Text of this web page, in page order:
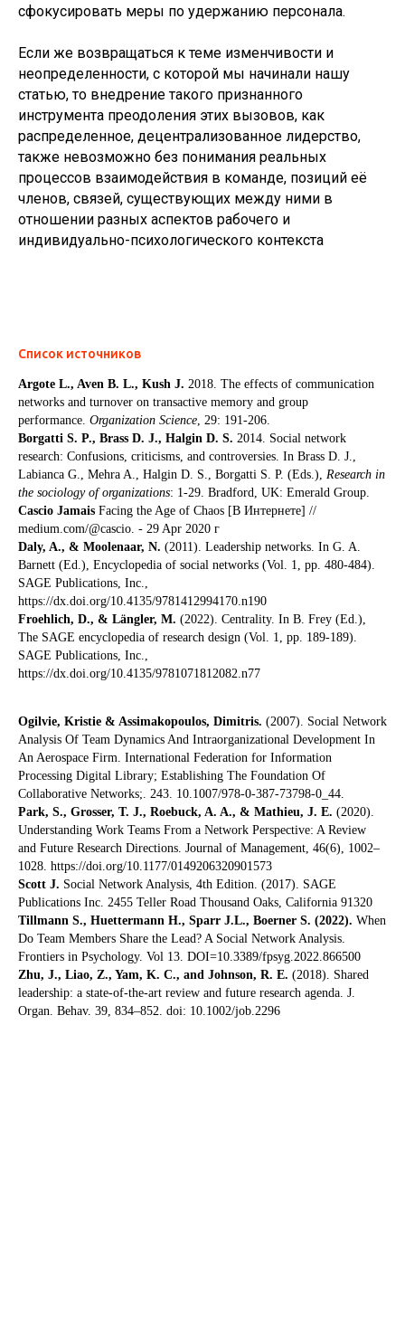
сфокусировать меры по удержанию персонала.
Если же возвращаться к теме изменчивости и
неопределенности, с которой мы начинали нашу
статью, то внедрение такого признанного
инструмента преодоления этих вызовов, как
распределенное, децентрализованное лидерство,
также невозможно без понимания реальных
процессов взаимодействия в команде, позиций её
членов, связей, существующих между ними в
отношении разных аспектов рабочего и
индивидуально-психологического контекста
Список источников
Argote L., Aven B. L., Kush J. 2018. The effects of communication
networks and turnover on transactive memory and group
performance. Organization Science , 29: 191-206.
Borgatti S. P., Brass D. J., Halgin D. S. 2014. Social network
research: Confusions, criticisms, and controversies. In Brass D. J.,
Labianca G., Mehra A., Halgin D. S., Borgatti S. P. (Eds.), Research in
the sociology of organizations: 1-29. Bradford, UK: Emerald Group.
Cascio Jamais Facing the Age of Chaos [В Интернете] //
medium.com/@cascio. - 29 Apr 2020 г
Daly, A., & Moolenaar, N. (2011). Leadership networks. In G. A.
Barnett (Ed.), Encyclopedia of social networks (Vol. 1, pp. 480-484).
SAGE Publications, Inc.,
https://dx.doi.org/10.4135/9781412994170.n190
Froehlich, D., & Längler, M. (2022). Centrality. In B. Frey (Ed.),
The SAGE encyclopedia of research design (Vol. 1, pp. 189-189).
SAGE Publications, Inc.,
https://dx.doi.org/10.4135/9781071812082.n77
Ogilvie, Kristie & Assimakopoulos, Dimitris. (2007). Social Network
Analysis Of Team Dynamics And Intraorganizational Development In
An Aerospace Firm. International Federation for Information
Processing Digital Library; Establishing The Foundation Of
Collaborative Networks;. 243. 10.1007/978-0-387-73798-0_44.
Park, S., Grosser, T. J., Roebuck, A. A., & Mathieu, J. E. (2020).
Understanding Work Teams From a Network Perspective: A Review
and Future Research Directions. Journal of Management, 46(6), 1002–
1028. https://doi.org/10.1177/0149206320901573
Scott J. Social Network Analysis, 4th Edition. (2017). SAGE
Publications Inc. 2455 Teller Road Thousand Oaks, California 91320
Tillmann S., Huettermann H., Sparr J.L., Boerner S. (2022). When
Do Team Members Share the Lead? A Social Network Analysis.
Frontiers in Psychology. Vol 13. DOI=10.3389/fpsyg.2022.866500
Zhu, J., Liao, Z., Yam, K. C., and Johnson, R. E. (2018). Shared
leadership: a state-of-the-art review and future research agenda. J.
Organ. Behav. 39, 834–852. doi: 10.1002/job.2296